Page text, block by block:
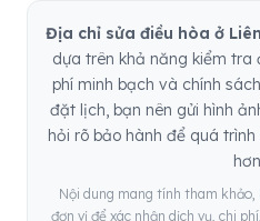
Địa chỉ sửa điều hòa ở
dựa trên khả năng kiểm tra
phí minh bạch và chính
đặt lịch, bạn nên gửi hình
hỏi rõ bảo hành để quá
Nội dung mang tính tham
đơn vị để xác nhận dịch vụ, chi